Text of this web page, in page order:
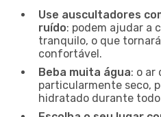
Use auscultadores
ruído: podem ajudar a
tranquilo, o que
confortável.
Beba muita água: o ar
particularmente seco,
hidratado durante todo